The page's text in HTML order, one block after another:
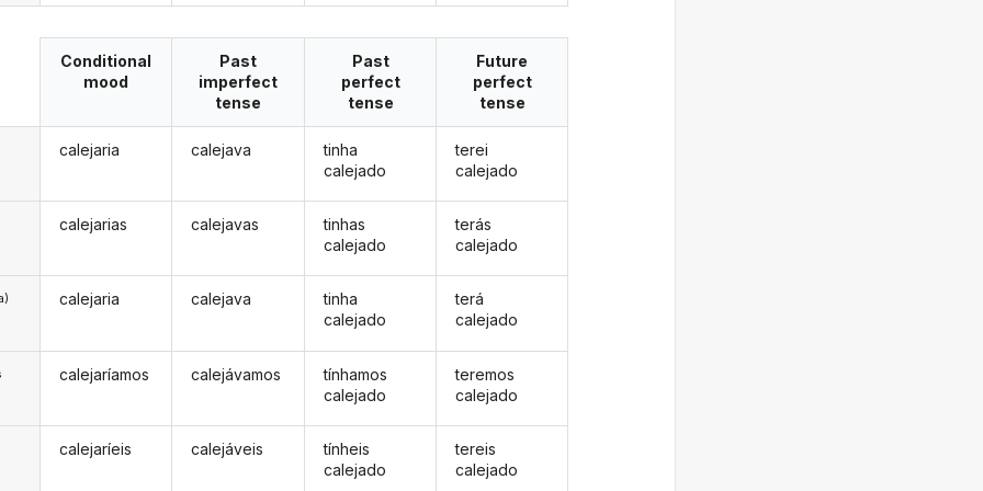
Conditional
mood
calejaria
calejarias
calejaria
calejaríamos
calejaríeis
Past
imperfect
tense
calejava
calejavas
calejava
calejávamos
calejáveis
Past
perfect
tense
tinha
calejado
tinhas
calejado
tinha
calejado
tínhamos
calejado
tínheis
calejado
Future
perfect
tense
terei
calejado
terás
calejado
terá
calejado
teremos
calejado
tereis
calejado